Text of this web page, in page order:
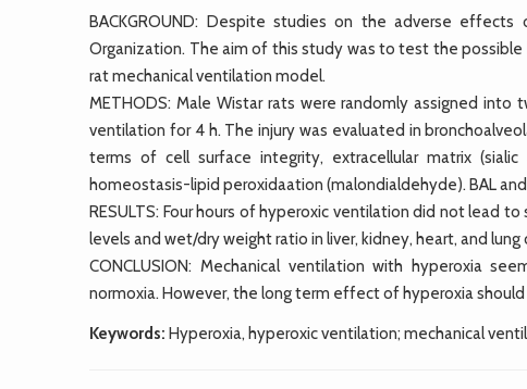
BACKGROUND: Despite studies on the adverse
Organization. The aim of this study was to test the
rat mechanical ventilation model.
METHODS: Male Wistar rats were randomly assigned into
ventilation for 4 h. The injury was evaluated in
terms of cell surface integrity, extracellular matrix
homeostasis-lipid peroxidaation (malondialdehyde). BAL
RESULTS: Four hours of hyperoxic ventilation did not lead
levels and wet/dry weight ratio in liver, kidney, heart, and
CONCLUSION: Mechanical ventilation with hyperoxia
normoxia. However, the long term effect of hyperoxia
Keywords: Hyperoxia, hyperoxic ventilation; mechanical